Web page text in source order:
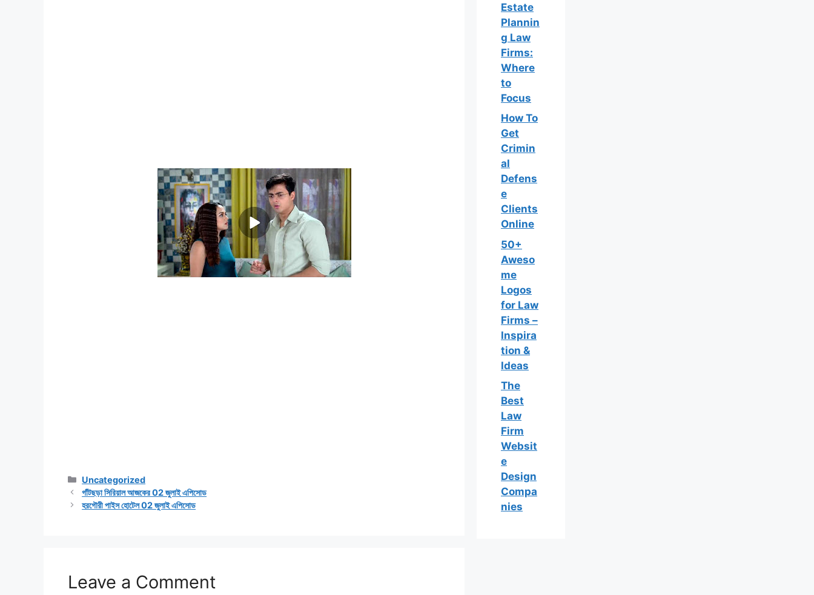
Categories
Uncategorized
গাঁটছড়া সিরিয়াল আজকের 02 জুলাই এপিসোড
হরগৌরী পাইস হোটেল 02 জুলাই এপিসোড
Leave a Comment
Estate
Plannin
g Law
Firms:
Where
to
Focus
How To
Get
Crimin
al
Defens
e
Clients
Online
50+
Aweso
me
Logos
for Law
Firms –
Inspira
tion &
Ideas
The
Best
Law
Firm
Websit
e
Design
Compa
nies